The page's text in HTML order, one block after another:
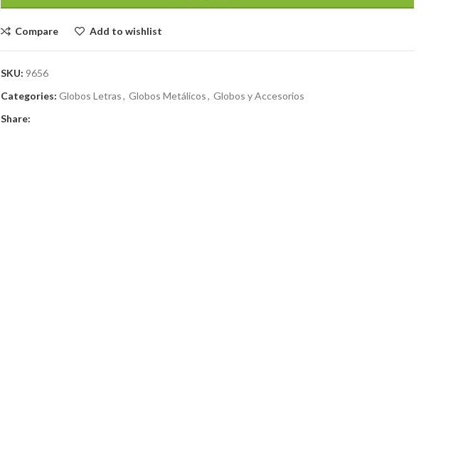
Compare Add to wishlist
SKU: 9656
Categories: Globos Letras, Globos Metálicos, Globos y Accesorios
Share: